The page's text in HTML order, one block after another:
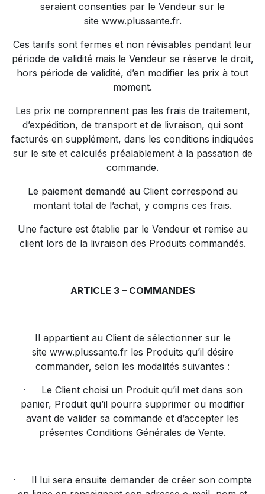
seraient consenties par le Vendeur sur le
site www.plussante.fr.
Ces tarifs sont fermes et non révisables pendant leur
période de validité mais le Vendeur se réserve le droit,
hors période de validité, d’en modifier les prix à tout
moment.
Les prix ne comprennent pas les frais de traitement,
d’expédition, de transport et de livraison, qui sont
facturés en supplément, dans les conditions indiquées
sur le site et calculés préalablement à la passation de
commande.
Le paiement demandé au Client correspond au
montant total de l’achat, y compris ces frais.
Une facture est établie par le Vendeur et remise au
client lors de la livraison des Produits commandés.
ARTICLE 3 – COMMANDES
Il appartient au Client de sélectionner sur le
site www.plussante.frles Produits qu’il désire
commander, selon les modalités suivantes :
·
Le Client choisi un Produit qu’il met dans son
panier, Produit qu’il pourra supprimer ou modifier
avant de valider sa commande et d’accepter les
présentes Conditions Générales de Vente.
·
Il lui sera ensuite demander de créer son compte